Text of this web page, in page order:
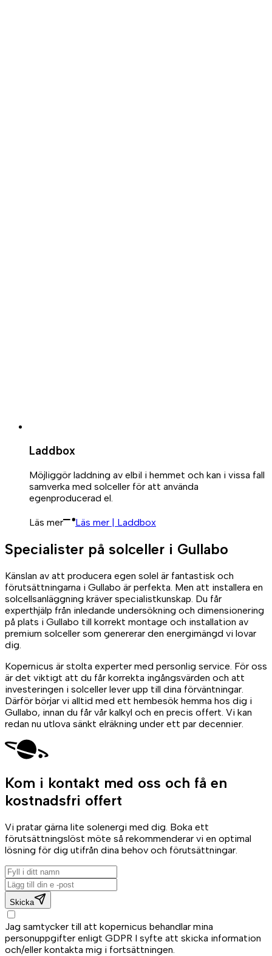
Laddbox
Möjliggör laddning av elbil i hemmet och kan i vissa fall
samverka med solceller för att använda
egenproducerad el.
Läs mer Läs mer | Laddbox
Specialister på solceller i Gullabo
Känslan av att producera egen solel är fantastisk och
förutsättningarna i Gullabo är perfekta. Men att installera en
solcellsanläggning kräver specialistkunskap. Du får
experthjälp från inledande undersökning och dimensionering
på plats i Gullabo till korrekt montage och installation av
premium solceller som genererar den energimängd vi lovar
dig.
Kopernicus är stolta experter med personlig service. För oss
är det viktigt att du får korrekta ingångsvärden och att
investeringen i solceller lever upp till dina förväntningar.
Därför börjar vi alltid med ett hembesök hemma hos dig i
Gullabo, innan du får vår kalkyl och en precis offert. Vi kan
redan nu utlova sänkt elräkning under ett par decennier.
Kom i kontakt med oss och få en
kostnadsfri offert
Vi pratar gärna lite solenergi med dig. Boka ett
förutsättningslöst möte så rekommenderar vi en optimal
lösning för dig utifrån dina behov och förutsättningar.
Skicka
Jag samtycker till att kopernicus behandlar mina
personuppgifter enligt GDPR I syfte att skicka information
och/eller kontakta mig i fortsättningen.